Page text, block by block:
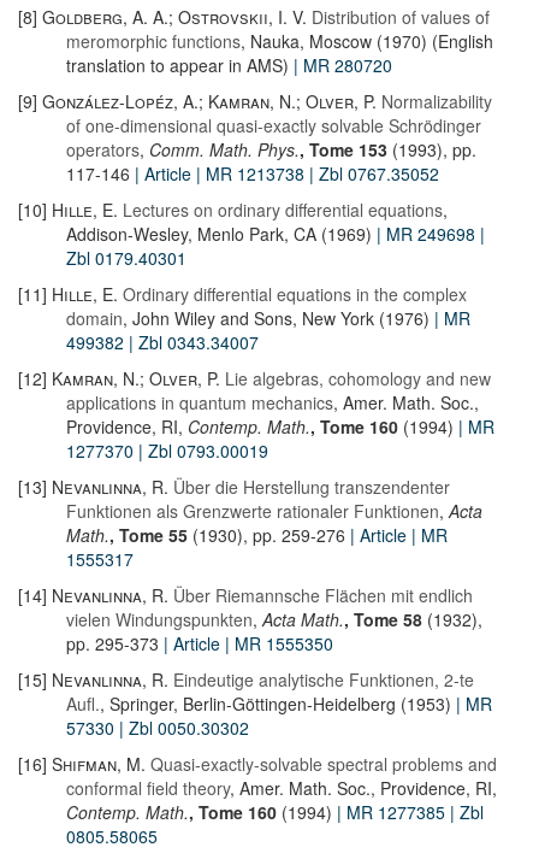
[8] Goldberg, A. A.; Ostrovskii, I. V. Distribution of values of
meromorphic functions, Nauka, Moscow (1970) (English
translation to appear in AMS) | MR 280720
[9] González-Lopéz, A.; Kamran, N.; Olver, P. Normalizability
of one-dimensional quasi-exactly solvable Schrödinger
operators, Comm. Math. Phys., Tome 153 (1993), pp.
117-146 | Article | MR 1213738 | Zbl 0767.35052
[10] Hille, E. Lectures on ordinary differential equations,
Addison-Wesley, Menlo Park, CA (1969) | MR 249698 |
Zbl 0179.40301
[11] Hille, E. Ordinary differential equations in the complex
domain, John Wiley and Sons, New York (1976) | MR
499382 | Zbl 0343.34007
[12] Kamran, N.; Olver, P. Lie algebras, cohomology and new
applications in quantum mechanics, Amer. Math. Soc.,
Providence, RI, Contemp. Math., Tome 160 (1994) | MR
1277370 | Zbl 0793.00019
[13] Nevanlinna, R. Über die Herstellung transzendenter
Funktionen als Grenzwerte rationaler Funktionen,Acta
Math., Tome 55 (1930), pp. 259-276 | Article | MR
1555317
[14] Nevanlinna, R. Über Riemannsche Flächen mit endlich
vielen Windungspunkten,Acta Math., Tome 58 (1932),
pp. 295-373 | Article | MR 1555350
[15] Nevanlinna, R. Eindeutige analytische Funktionen, 2-te
Aufl., Springer, Berlin-Göttingen-Heidelberg (1953) | MR
57330 | Zbl 0050.30302
[16] Shifman, M. Quasi-exactly-solvable spectral problems and
conformal field theory, Amer. Math. Soc., Providence, RI,
Contemp. Math., Tome 160 (1994) | MR 1277385 | Zbl
0805.58065